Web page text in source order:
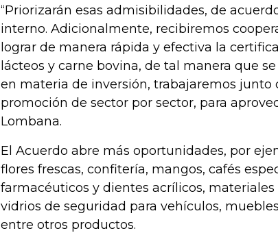
“Priorizarán esas admisibilidades, de
interno. Adicionalmente, recibiremos
lograr de manera rápida y efectiva la
lácteos y carne bovina, de tal manera que
en materia de inversión, trabajaremos junto
promoción de sector por sector, para
Lombana.
El Acuerdo abre más oportunidades, por
flores frescas, confitería, mangos, cafés
farmacéuticos y dientes acrílicos,
vidrios de seguridad para vehículos,
entre otros productos.